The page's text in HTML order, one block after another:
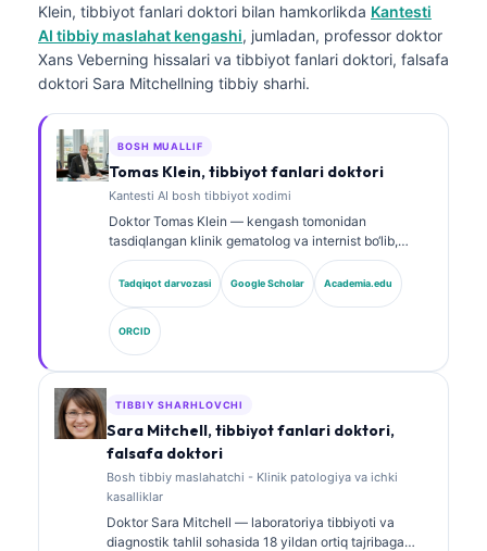
Klein, tibbiyot fanlari doktori bilan hamkorlikda Kantesti
AI tibbiy maslahat kengashi, jumladan, professor doktor
Xans Veberning hissalari va tibbiyot fanlari doktori, falsafa
doktori Sara Mitchellning tibbiy sharhi.
BOSH MUALLIF
Tomas Klein, tibbiyot fanlari doktori
Kantesti AI bosh tibbiyot xodimi
Doktor Tomas Klein — kengash tomonidan
tasdiqlangan klinik gematolog va internist bo‘lib,
laboratoriya tibbiyoti va AI yordamida klinik tahlil
sohasida 15 yildan ortiq tajribaga ega. Kantesti AI
kompaniyasida Bosh tibbiy xodim sifatida u xususiy
neyron tarmoqning tibbiy aniqligi bo‘yicha klinik
nazoratni ta’minlaydi. Doktor Klein biomarkerlar
talqini va laboratoriya diagnostikasi bo‘yicha
laboratoriya tibbiyoti mavzularida keng ko‘lamli ilmiy
Tadqiqot darvozasi Google Scholar Academia.edu
ORCID
TIBBIY SHARHLOVCHI
Sara Mitchell, tibbiyot fanlari doktori,
falsafa doktori
Bosh tibbiy maslahatchi - Klinik patologiya va ichki
kasalliklar
Doktor Sara Mitchell — laboratoriya tibbiyoti va
diagnostik tahlil sohasida 18 yildan ortiq tajribaga